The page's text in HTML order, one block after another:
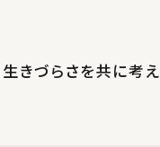
きづらさを共に考え